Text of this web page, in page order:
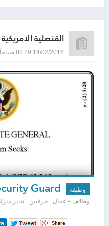
القنصلية
14/02/2016 08:29 صباحاً
وظيفة
وظائف » عمال - حرفيين - تدبير